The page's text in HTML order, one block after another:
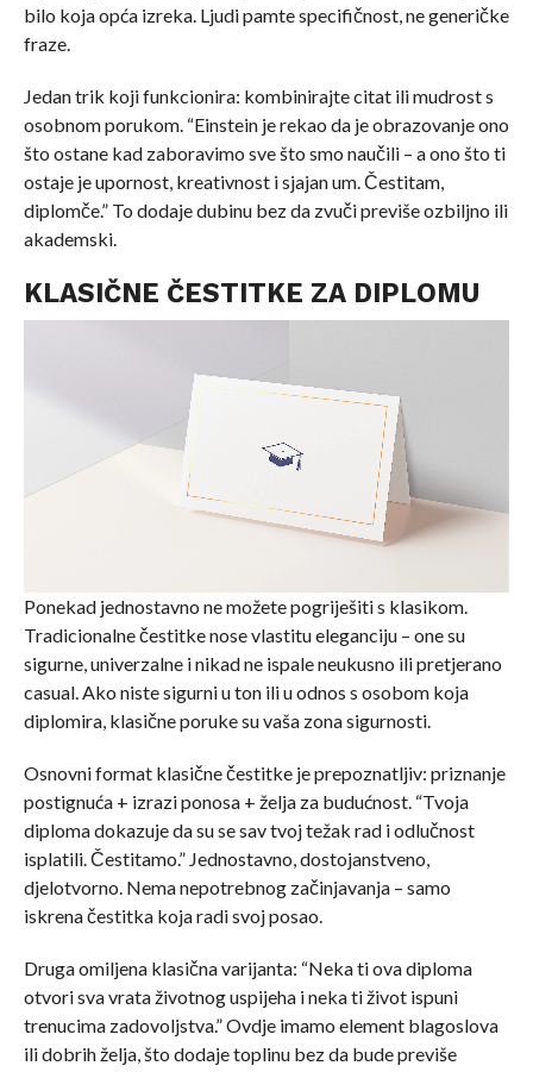
bilo koja opća izreka. Ljudi pamte specifičnost, ne generičke
fraze.
Jedan trik koji funkcionira: kombinirajte citat ili mudrost s
osobnom porukom. “Einstein je rekao da je obrazovanje ono
što ostane kad zaboravimo sve što smo naučili – a ono što ti
ostaje je upornost, kreativnost i sjajan um. Čestitam,
diplomče.” To dodaje dubinu bez da zvuči previše ozbiljno ili
akademski.
KLASIČNE ČESTITKE ZA DIPLOMU
Ponekad jednostavno ne možete pogriješiti s klasikom.
Tradicionalne čestitke nose vlastitu eleganciju – one su
sigurne, univerzalne i nikad ne ispale neukusno ili pretjerano
casual. Ako niste sigurni u ton ili u odnos s osobom koja
diplomira, klasične poruke su vaša zona sigurnosti.
Osnovni format klasične čestitke je prepoznatljiv: priznanje
postignuća + izrazi ponosa + želja za budućnost. “Tvoja
diploma dokazuje da su se sav tvoj težak rad i odlučnost
isplatili. Čestitamo.” Jednostavno, dostojanstveno,
djelotvorno. Nema nepotrebnog začinjavanja – samo
iskrena čestitka koja radi svoj posao.
Druga omiljena klasična varijanta: “Neka ti ova diploma
otvori sva vrata životnog uspijeha i neka ti život ispuni
trenucima zadovoljstva.” Ovdje imamo element blagoslova
ili dobrih želja, što dodaje toplinu bez da bude previše